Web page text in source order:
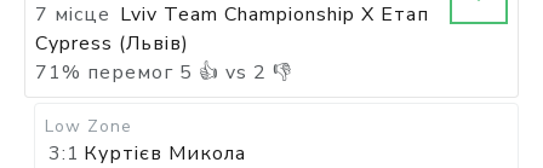
7 місце Lviv Team Championship X Етап
Cypress (Львів)
71% перемог 5 👍 vs 2 👎
Low Zone
3:1 Куртієв Микола